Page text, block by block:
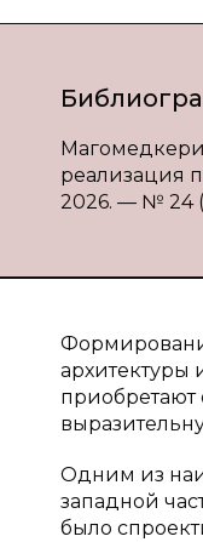
реализация
2026. — № 24
архитектуры
приобретают
Одним из
западной
было